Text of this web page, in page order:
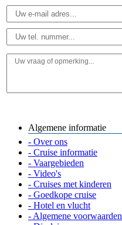
Algemene informatie
- Over ons
- Cruise informatie
- Vaargebieden
- Video's
- Cruises met kinderen
- Goedkope cruise
- Hotel en vlucht
- Algemene voorwaarden